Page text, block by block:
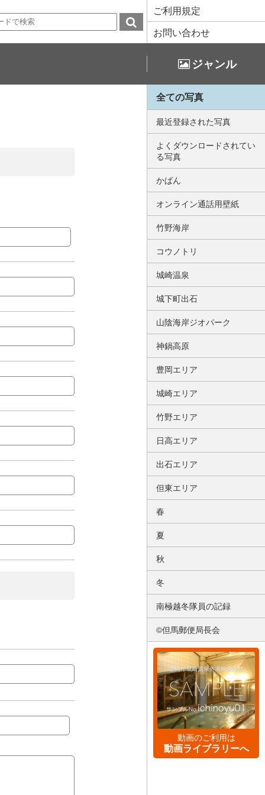
ご利用規定
お問い合わせ
ジャンル
全ての写真
最近登録された写真
よくダウンロードされてい
る写真
かばん
オンライン通話用壁紙
竹野海岸
コウノトリ
城崎温泉
城下町出石
山陰海岸ジオパーク
神鍋高原
豊岡エリア
城崎エリア
竹野エリア
日高エリア
出石エリア
但東エリア
春
夏
秋
冬
南極越冬隊員の記録
©但馬郵便局長会
動画のご利用は
動画ライブラリーへ